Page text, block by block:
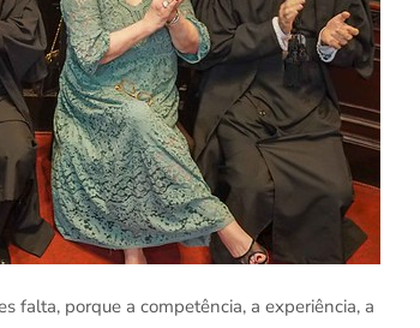
falta, porque a competência, a experiência, a